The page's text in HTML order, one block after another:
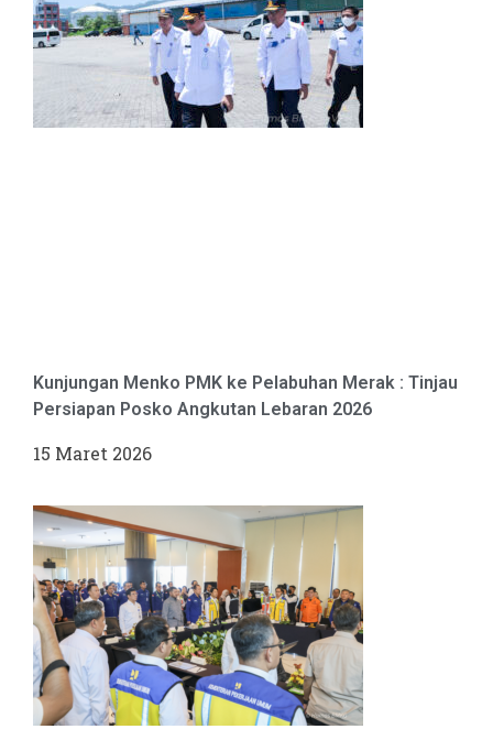
Kunjungan Menko PMK ke Pelabuhan Merak : Tinjau
Persiapan Posko Angkutan Lebaran 2026
15 Maret 2026